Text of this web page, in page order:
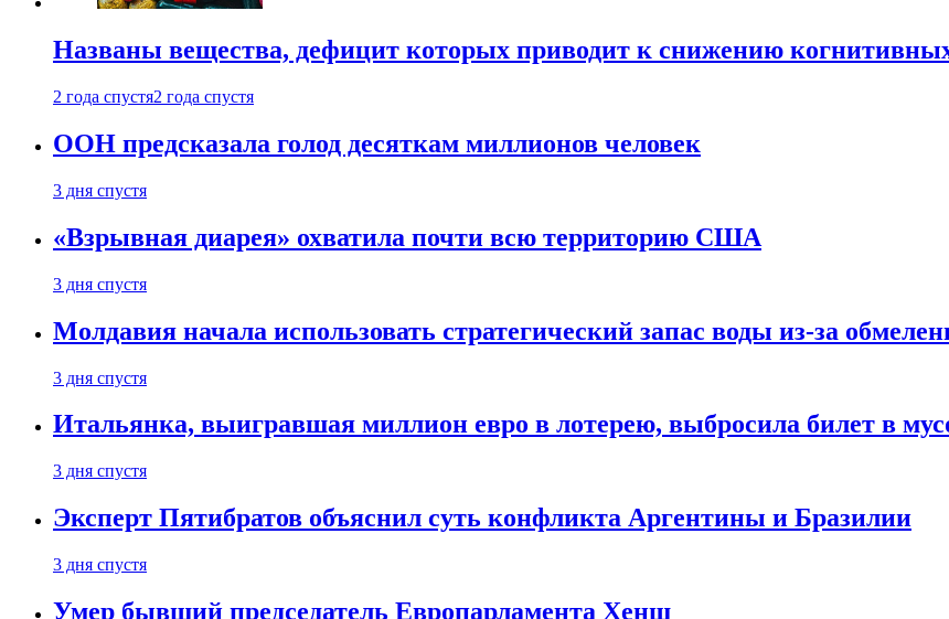
Названы вещества, дефицит которых приводит к снижению
2 года спустя2 года спустя
ООН предсказала голод десяткам миллионов человек
3 дня спустя
«Взрывная диарея» охватила почти всю территорию США
3 дня спустя
Молдавия начала использовать стратегический запас воды из-за
3 дня спустя
Итальянка, выигравшая миллион евро в лотерею, выбросила билет в
3 дня спустя
Эксперт Пятибратов объяснил суть конфликта Аргентины и Бразилии
3 дня спустя
Умер бывший председатель Европарламента Хенш